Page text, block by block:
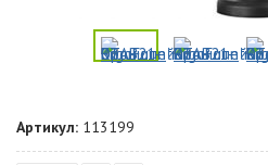
Артикул: 113199